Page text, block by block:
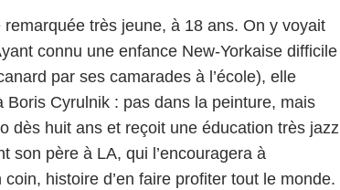
très jeune, à 18 ans. On y voyait
connu une enfance New-Yorkaise difficile
par ses camarades à l’école), elle
Cyrulnik : pas dans la peinture, mais
dès huit ans et reçoit une éducation très jazz
son père à LA, qui l’encouragera à
histoire d’en faire profiter tout le monde.